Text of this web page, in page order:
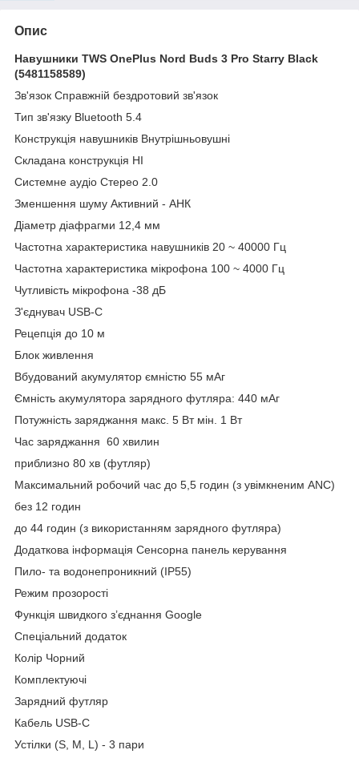
Опис
Навушники TWS OnePlus Nord Buds 3 Pro Starry Black
(5481158589)
Зв'язок Справжній бездротовий зв'язок
Тип зв'язку Bluetooth 5.4
Конструкція навушників Внутрішньовушні
Складана конструкція НІ
Системне аудіо Стерео 2.0
Зменшення шуму Активний - АНК
Діаметр діафрагми 12,4 мм
Частотна характеристика навушників 20 ~ 40000 Гц
Частотна характеристика мікрофона 100 ~ 4000 Гц
Чутливість мікрофона -38 дБ
З'єднувач USB-C
Рецепція до 10 м
Блок живлення
Вбудований акумулятор ємністю 55 мАг
Ємність акумулятора зарядного футляра: 440 мАг
Потужність заряджання макс. 5 Вт мін. 1 Вт
Час заряджання 60 хвилин
приблизно 80 хв (футляр)
Максимальний робочий час до 5,5 годин (з увімкненим ANC)
без 12 годин
до 44 годин (з використанням зарядного футляра)
Додаткова інформація Сенсорна панель керування
Пило- та водонепроникний (IP55)
Режим прозорості
Функція швидкого з’єднання Google
Спеціальний додаток
Колір Чорний
Комплектуючі
Зарядний футляр
Кабель USB-C
Устілки (S, M, L) - 3 пари